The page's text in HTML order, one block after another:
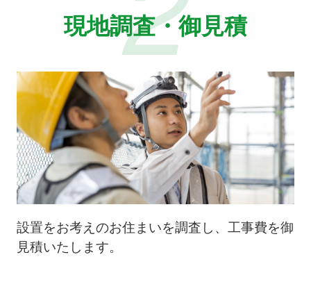
現地調査・御見積
設置をお考えのお住まいを調査し、工事費を御
見積いたします。